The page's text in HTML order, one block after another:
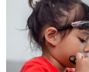
商業
科技
影片